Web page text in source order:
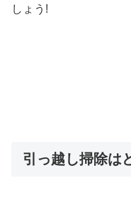
しょう!
引っ越し掃除は